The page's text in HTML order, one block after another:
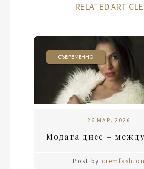
RELATED ARTICLE
СЪВРЕМЕННО
26 МАР. 2026
Post by cremfashion